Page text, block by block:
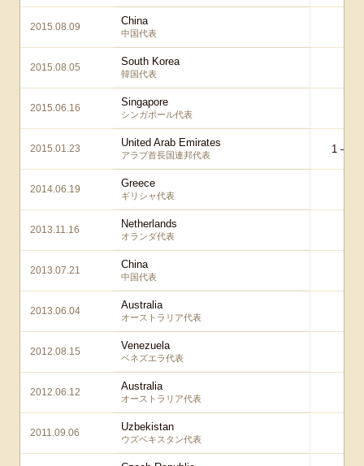
2015.08.09 China
中国代表
2015.08.05 South Korea
韓国代表
2015.06.16 Singapore
シンガポール代表
2015.01.23 United Arab Emirates
アラブ首長国連邦代表 1 – 1
2014.06.19 Greece
ギリシャ代表
2013.11.16 Netherlands
オランダ代表
2013.07.21 China
中国代表
2013.06.04 Australia
オーストラリア代表
2012.08.15 Venezuela
ベネズエラ代表
2012.06.12 Australia
オーストラリア代表
2011.09.06 Uzbekistan
ウズベキスタン代表